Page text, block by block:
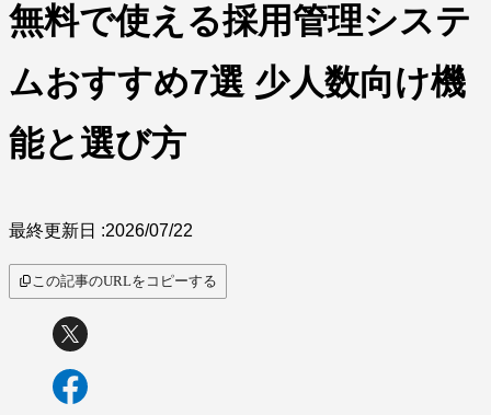
無料で使える採用管理システ
ムおすすめ7選 少人数向け機
能と選び方
最終更新日 :2026/07/22
この記事のURLをコピーする